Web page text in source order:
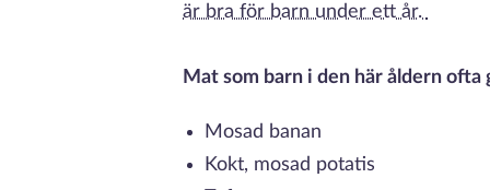
är bra för barn under ett år.
Mat som barn i den här åldern ofta
Mosad banan
Kokt, mosad potatis